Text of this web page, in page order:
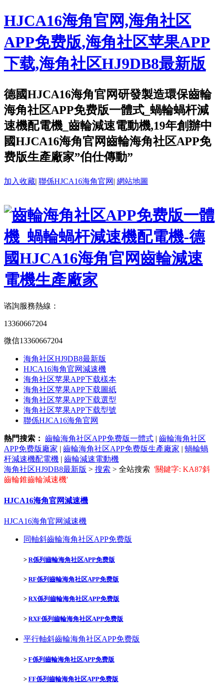
HJCA16海角官网,海角社区
APP免费版,海角社区苹果APP
下载,海角社区HJ9DB8最新版
德國HJCA16海角官网研發製造環保齒輪
海角社区APP免费版一體式_蝸輪蝸杆減
速機配電機_齒輪減速電動機,19年創辦中
國HJCA16海角官网齒輪海角社区APP免
费版生產廠家”伯仕傳動”
加入收藏| 聯係HJCA16海角官网 | 網站地圖
谘詢服務熱線：
13360667204
微信13360667204
海角社区HJ9DB8最新版
HJCA16海角官网減速機
海角社区苹果APP下载樣本
海角社区苹果APP下载圖紙
海角社区苹果APP下载選型
海角社区苹果APP下载型號
聯係HJCA16海角官网
熱門搜索： 齒輪海角社区APP免费版一體式 | 齒輪海角社区
APP免费版廠家 | 齒輪海角社区APP免费版生產廠家 | 蝸輪蝸
杆減速機配電機 | 齒輪減速電動機
海角社区HJ9DB8最新版 > 搜索 > 全站搜索 '關鍵字: KA87斜
齒輪錐齒輪減速機'
HJCA16海角官网減速機
HJCA16海角官网減速機
同軸斜齒輪海角社区APP免费版
> R係列齒輪海角社区APP免费版
> RF係列齒輪海角社区APP免费版
> RX係列齒輪海角社区APP免费版
> RXF係列齒輪海角社区APP免费版
平行軸斜齒輪海角社区APP免费版
> F係列齒輪海角社区APP免费版
> FF係列齒輪海角社区APP免费版